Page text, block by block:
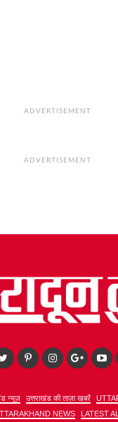
ADVERTISEMENT
ADVERTISEMENT
न्यूज़ उत्तराखंड की ताज़ा खबरें
NEWS
LATEST